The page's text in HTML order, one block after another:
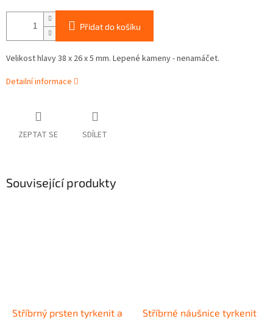
Přidat do košíku
Velikost hlavy 38 x 26 x 5 mm. Lepené kameny - nenamáčet.
Detailní informace
ZEPTAT SE SDÍLET
Související produkty
Stříbrný prsten tyrkenit a
Stříbrné náušnice tyrkenit